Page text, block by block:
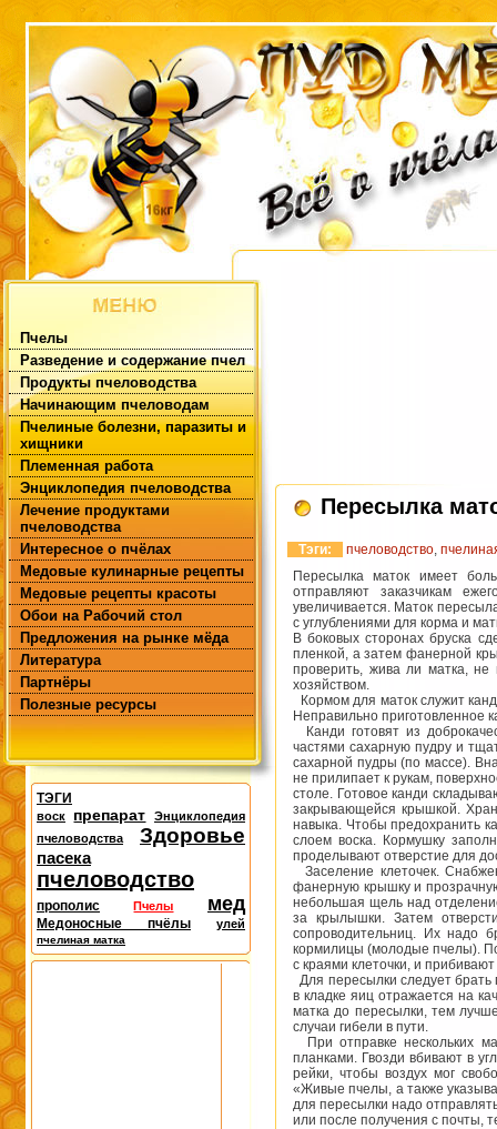
Пчелы
Разведение и содержание пчел
Продукты пчеловодства
Начинающим пчеловодам
Пчелиные болезни, паразиты и
хищники
Племенная работа
Энциклопедия пчеловодства
Лечение продуктами
пчеловодства
Интересное о пчёлах
Медовые кулинарные рецепты
Медовые рецепты красоты
Обои на Рабочий стол
Предложения на рынке мёда
Литература
Партнёры
Полезные ресурсы
ТЭГИ
воск препарат
Энциклопедия
пчеловодства
Здоровье
пасека
пчеловодство
прополис Пчелы мед
Медоносные пчёлы улей
пчелиная матка
Пересылка
Тэги: пчеловодство,
Пересылка маток имеет
отправляют заказчикам
увеличивается. Маток
с углублениями для корма и
В боковых сторонах бруска
пленкой, а затем фанерной
проверить, жива ли матка,
хозяйством.
Кормом для маток служит
Неправильно приготовленное
Канди готовят из
частями сахарную пудру и
сахарной пудры (по массе).
не прилипает к рукам,
столе. Готовое канди
закрывающейся крышкой.
навыка. Чтобы предохранить
слоем воска. Кормушку
проделывают отверстие для
Заселение клеточек.
фанерную крышку и
небольшая щель над
за крылышки. Затем
сопроводительниц. Их надо
кормилицы (молодые пчелы).
с краями клеточки, и
Для пересылки следует
в кладке яиц отражается на
матка до пересылки, тем
случаи гибели в пути.
При отправке нескольких
планками. Гвозди вбивают в
рейки, чтобы воздух мог
«Живые пчелы, а также
для пересылки надо
или после получения с почты,